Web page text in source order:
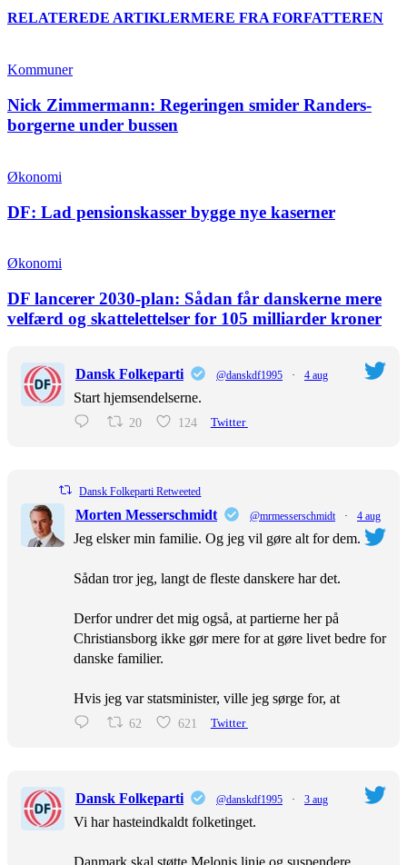
RELATEREDE ARTIKLERMERE FRA FORFATTEREN
Kommuner
Nick Zimmermann: Regeringen smider Randers-
borgerne under bussen
Økonomi
DF: Lad pensionskasser bygge nye kaserner
Økonomi
DF lancerer 2030-plan: Sådan får danskerne mere
velfærd og skattelettelser for 105 milliarder kroner
Dansk Folkeparti @danskdf1995 · 4 aug
Start hjemsendelserne.
20 124 Twitter
Dansk Folkeparti Retweeted
Morten Messerschmidt @mrmesserschmidt · 4 aug
Jeg elsker min familie. Og jeg vil gøre alt for dem.
Sådan tror jeg, langt de fleste danskere har det.
Derfor undrer det mig også, at partierne her på
Christiansborg ikke gør mere for at gøre livet bedre for
danske familier.
Hvis jeg var statsminister, ville jeg sørge for, at
62 621 Twitter
Dansk Folkeparti @danskdf1995 · 3 aug
Vi har hasteindkaldt folketinget.
Danmark skal støtte Melonis linje og suspendere